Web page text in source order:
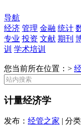
导航
经济 管理 金融 统计
专业 投资 文献 期刊
训 学术培训
您当前所在位置：>
计量经济学
发布： 经管之家 | 分类